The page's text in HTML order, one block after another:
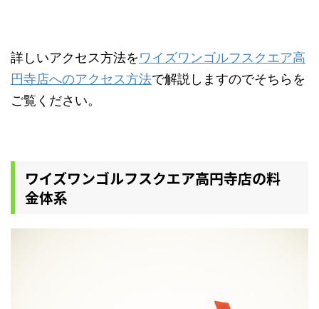
詳しいアクセス方法をワイズワンゴルフスクエア高
円寺店へのアクセス方法で解説しますのでそちらを
ご覧ください。
ワイズワンゴルフスクエア高円寺店の料
金体系